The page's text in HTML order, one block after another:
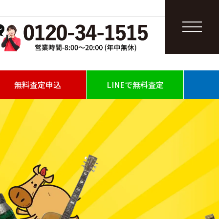
無料査定申込 LINEで無料査定